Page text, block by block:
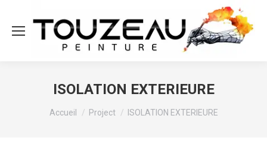
ISOLATION EXTERIEURE
Vous êtes ici :
Accueil Project ISOLATION EXTERIEURE